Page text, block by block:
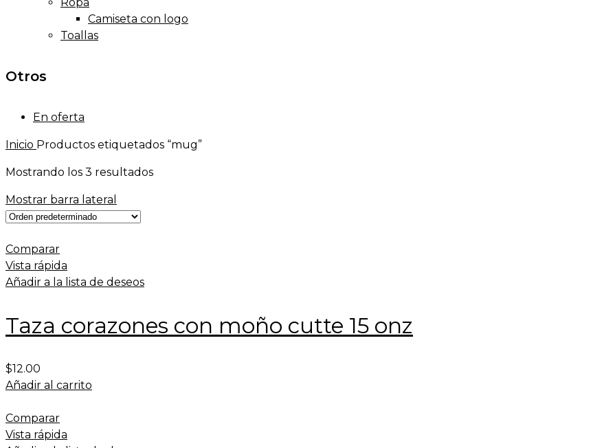
Camiseta con logo
Toallas
Otros
En oferta
Inicio Productos etiquetados “mug”
Mostrando los 3 resultados
Mostrar barra lateral
Comparar
Vista rápida
Añadir a la lista de deseos
Taza corazones con moño cutte 15 onz
$12.00
Añadir al carrito
Comparar
Vista rápida